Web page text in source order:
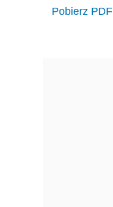
Pobierz PDF